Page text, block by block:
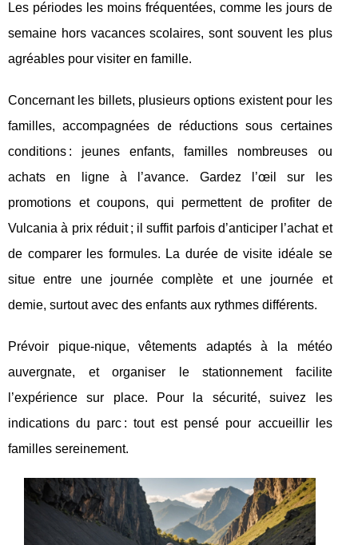
Les périodes les moins fréquentées, comme les jours de
semaine hors vacances scolaires, sont souvent les plus
agréables pour visiter en famille.
Concernant les billets, plusieurs options existent pour les
familles, accompagnées de réductions sous certaines
conditions : jeunes enfants, familles nombreuses ou
achats en ligne à l’avance. Gardez l’œil sur les
promotions et coupons, qui permettent de profiter de
Vulcania à prix réduit ; il suffit parfois d’anticiper l’achat et
de comparer les formules. La durée de visite idéale se
situe entre une journée complète et une journée et
demie, surtout avec des enfants aux rythmes différents.
Prévoir pique-nique, vêtements adaptés à la météo
auvergnate, et organiser le stationnement facilite
l’expérience sur place. Pour la sécurité, suivez les
indications du parc : tout est pensé pour accueillir les
familles sereinement.